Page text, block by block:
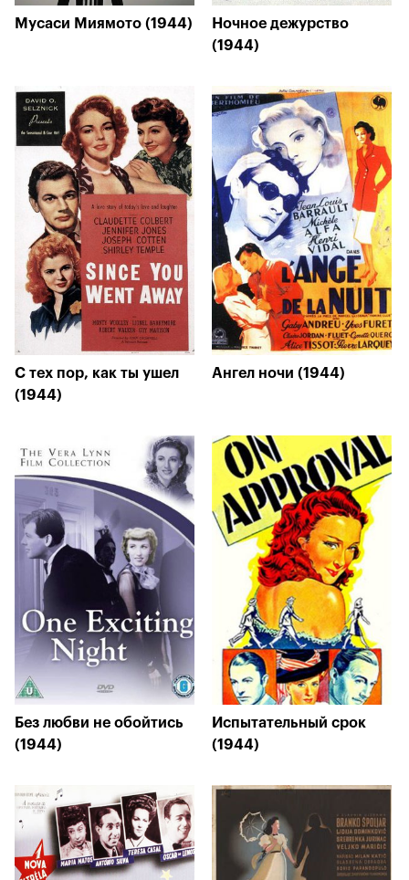
Мусаси Миямото (1944)
Ночное дежурство
(1944)
С тех пор, как ты ушел
(1944)
Ангел ночи (1944)
Без любви не обойтись
(1944)
Испытательный срок
(1944)